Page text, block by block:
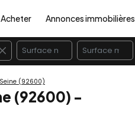
Acheter Annonces immobilières
(92600)
(92600) -